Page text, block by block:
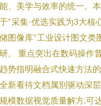
、美学与效率的统一。
“采集-优选实践为3大核
图像库“工业设计图文类
。 重点突出在数码操作
势指明融合式快速方法
新看待文档属別驱动深
模数据视觉质量解方,可